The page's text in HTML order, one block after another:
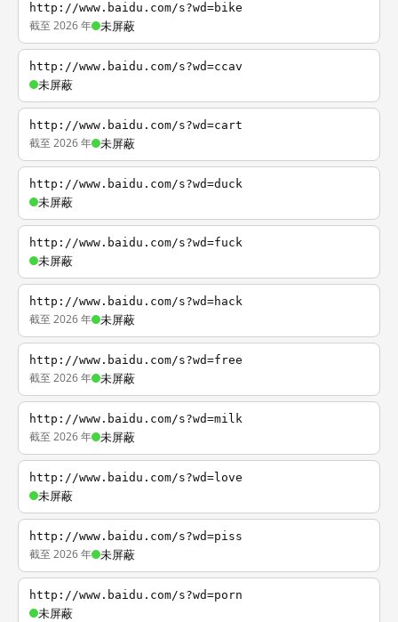
http://www.baidu.com/s?wd=bike
截至 2026 年 未屏蔽
http://www.baidu.com/s?wd=ccav
未屏蔽
http://www.baidu.com/s?wd=cart
截至 2026 年 未屏蔽
http://www.baidu.com/s?wd=duck
未屏蔽
http://www.baidu.com/s?wd=fuck
未屏蔽
http://www.baidu.com/s?wd=hack
截至 2026 年 未屏蔽
http://www.baidu.com/s?wd=free
截至 2026 年 未屏蔽
http://www.baidu.com/s?wd=milk
截至 2026 年 未屏蔽
http://www.baidu.com/s?wd=love
未屏蔽
http://www.baidu.com/s?wd=piss
截至 2026 年 未屏蔽
http://www.baidu.com/s?wd=porn
未屏蔽